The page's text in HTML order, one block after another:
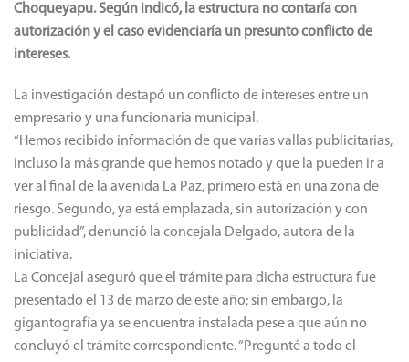
Choqueyapu. Según indicó, la estructura no contaría con
autorización y el caso evidenciaría un presunto conflicto de
intereses.
La investigación destapó un conflicto de intereses entre un
empresario y una funcionaria municipal.
“Hemos recibido información de que varias vallas publicitarias,
incluso la más grande que hemos notado y que la pueden ir a
ver al final de la avenida La Paz, primero está en una zona de
riesgo. Segundo, ya está emplazada, sin autorización y con
publicidad”, denunció la concejala Delgado, autora de la
iniciativa.
La Concejal aseguró que el trámite para dicha estructura fue
presentado el 13 de marzo de este año; sin embargo, la
gigantografía ya se encuentra instalada pese a que aún no
concluyó el trámite correspondiente. “Pregunté a todo el